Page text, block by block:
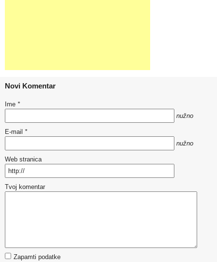
Novi Komentar
Ime *
nužno
E-mail *
nužno
Web stranica
Tvoj komentar
Zapamti podatke